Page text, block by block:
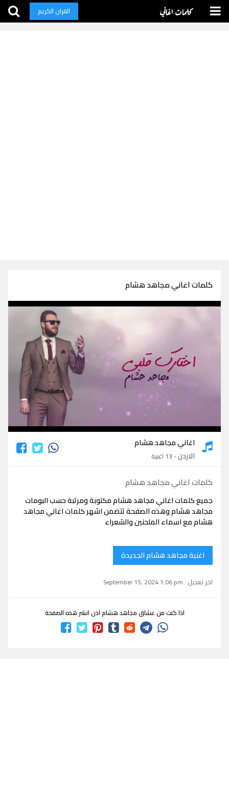
كلمات اغاني القران الكريم
كلمات اغاني مجاهد هشام
كلمات اغاني مجاهد هشام
اغاني مجاهد هشام
الاردن- 13 اغنية
كلمات اغاني مجاهد هشام
جميع كلمات اغاني مجاهد هشام مكتوبة ومرتبة حسب البومات
مجاهد هشام وهذه الصفحة تتضمن اشهر كلمات اغاني مجاهد
هشام مع اسماء الملحنين والشعراء
اغنية مجاهد هشام الجديدة
اخر تعديل : September 15, 2024 1:06 pm
اذا كنت من عشاق مجاهد هشام اذن انشر هذه الصفحة